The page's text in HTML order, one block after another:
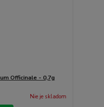
Officinale - 0,7g
Nie je skladom